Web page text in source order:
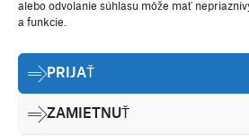
alebo odvolanie súhlasu môže mať
a funkcie.
PRIJAŤ
ZAMIETNUŤ